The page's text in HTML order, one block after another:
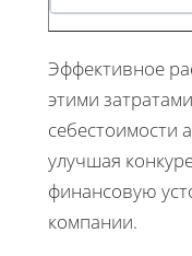
Эффективное
этими
себестоимости
улучшая
финансовую
компании.